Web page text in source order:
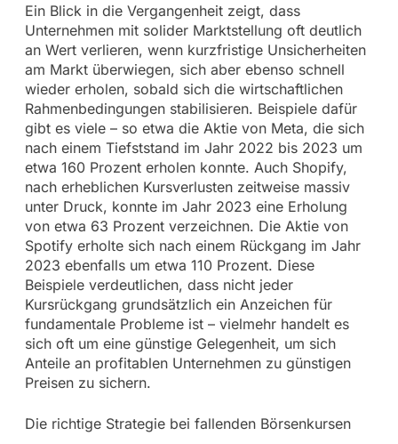
Ein Blick in die Vergangenheit zeigt, dass
Unternehmen mit solider Marktstellung oft deutlich
an Wert verlieren, wenn kurzfristige Unsicherheiten
am Markt überwiegen, sich aber ebenso schnell
wieder erholen, sobald sich die wirtschaftlichen
Rahmenbedingungen stabilisieren. Beispiele dafür
gibt es viele – so etwa die Aktie von Meta, die sich
nach einem Tiefststand im Jahr 2022 bis 2023 um
etwa 160 Prozent erholen konnte. Auch Shopify,
nach erheblichen Kursverlusten zeitweise massiv
unter Druck, konnte im Jahr 2023 eine Erholung
von etwa 63 Prozent verzeichnen. Die Aktie von
Spotify erholte sich nach einem Rückgang im Jahr
2023 ebenfalls um etwa 110 Prozent. Diese
Beispiele verdeutlichen, dass nicht jeder
Kursrückgang grundsätzlich ein Anzeichen für
fundamentale Probleme ist – vielmehr handelt es
sich oft um eine günstige Gelegenheit, um sich
Anteile an profitablen Unternehmen zu günstigen
Preisen zu sichern.
Die richtige Strategie bei fallenden Börsenkursen